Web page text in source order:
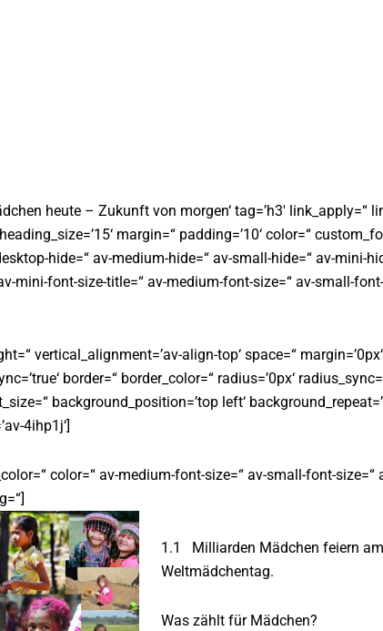
heute – Zukunft von morgen‘ tag=’h3′ link_apply=“
margin=“ padding=’10‘ color=“
hide=“ av-medium-hide=“ av-small-hide=“ av-mini-
mini-font-size-title=“ av-medium-font-size=“ av-small-
vertical_alignment=’av-align-top‘ space=“
border=“ border_color=“ radius=’0px‘
background_position=’top left‘
4ihp1j‘]
color=“ av-medium-font-size=“ av-small-font-size=“
1.1 Milliarden Mädchen feiern
Weltmädchentag.
Was zählt für Mädchen?